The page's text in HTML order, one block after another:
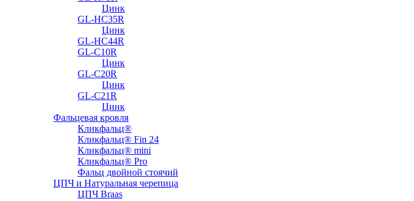
Цинк
GL-HC35R
Цинк
GL-HC44R
GL-С10R
Цинк
GL-С20R
Цинк
GL-С21R
Цинк
Фальцевая кровля
Кликфальц®
Кликфальц® Fin 24
Кликфальц® mini
Кликфальц® Pro
Фальц двойной стоячий
ЦПЧ и Натуральная черепица
ЦПЧ Braas